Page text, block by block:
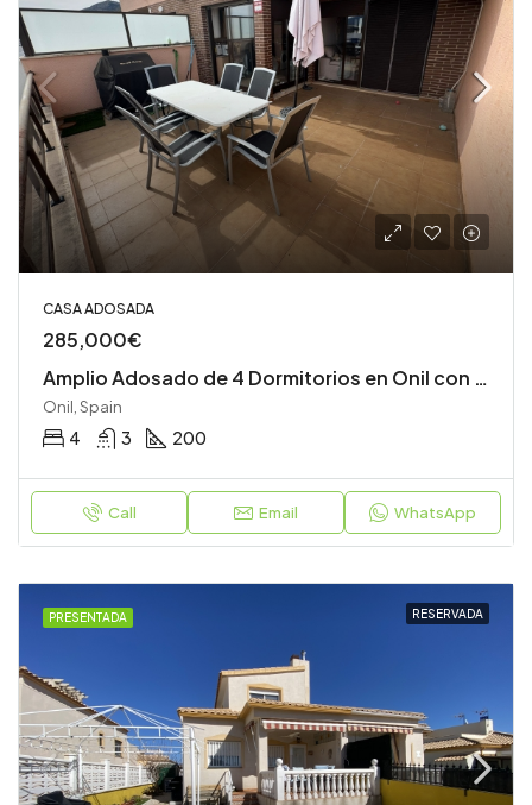
CASA ADOSADA
285,000€
Amplio Adosado de 4 Dormitorios en Onil con Garaje y Terrazas
Onil, Spain
4 3 200
Call Email WhatsApp
PRESENTADA RESERVADA